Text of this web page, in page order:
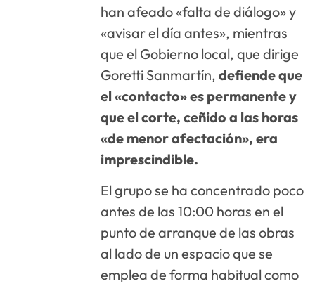
han afeado «falta de diálogo» y
«avisar el día antes», mientras
que el Gobierno local, que dirige
Goretti Sanmartín,defiende que
el «contacto» es permanente y
que el corte, ceñido a las horas
«de menor afectación», era
imprescindible.
El grupo se ha concentrado poco
antes de las 10:00 horas en el
punto de arranque de las obras
al lado de un espacio que se
emplea de forma habitual como